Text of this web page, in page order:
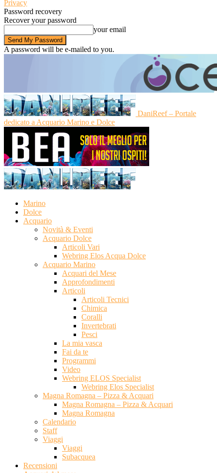
Privacy
Password recovery
Recover your password
your email
A password will be e-mailed to you.
DaniReef – Portale
dedicato a Acquario Marino e Dolce
Marino
Dolce
Acquario
Novità & Eventi
Acquario Dolce
Articoli Vari
Webring Elos Acqua Dolce
Acquario Marino
Acquari del Mese
Approfondimenti
Articoli
Articoli Tecnici
Chimica
Coralli
Invertebrati
Pesci
La mia vasca
Fai da te
Programmi
Video
Webring ELOS Specialist
Webring Elos Specialist
Magna Romagna – Pizza & Acquari
Magna Romagna – Pizza & Acquari
Magna Romagna
Calendario
Staff
Viaggi
Viaggi
Subacquea
Recensioni